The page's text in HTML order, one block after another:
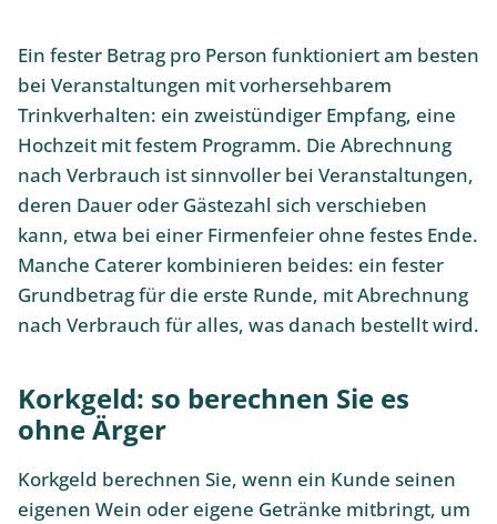
Ein fester Betrag pro Person funktioniert am besten
bei Veranstaltungen mit vorhersehbarem
Trinkverhalten: ein zweistündiger Empfang, eine
Hochzeit mit festem Programm. Die Abrechnung
nach Verbrauch ist sinnvoller bei Veranstaltungen,
deren Dauer oder Gästezahl sich verschieben
kann, etwa bei einer Firmenfeier ohne festes Ende.
Manche Caterer kombinieren beides: ein fester
Grundbetrag für die erste Runde, mit Abrechnung
nach Verbrauch für alles, was danach bestellt wird.
Korkgeld: so berechnen Sie es
ohne Ärger
Korkgeld berechnen Sie, wenn ein Kunde seinen
eigenen Wein oder eigene Getränke mitbringt, um